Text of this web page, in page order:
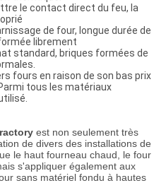
le contact direct du feu, la
de four, longue durée de
librement
standard, briques formées de
fours en raison de son bas prix
tous les matériaux
est non seulement très
de divers des installations de
le haut fourneau chaud, le four
s'appliquer également aux
sans matériel fondu à hautes